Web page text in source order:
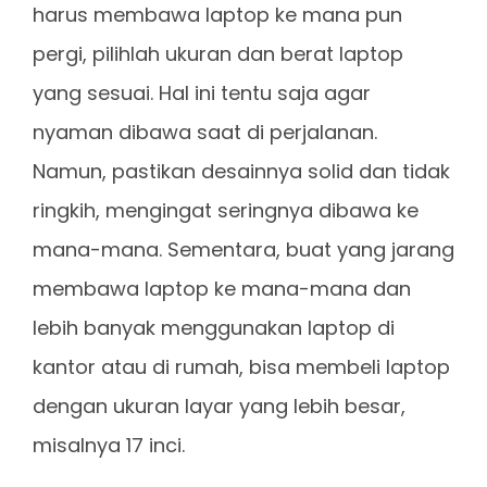
harus membawa laptop ke mana pun
pergi, pilihlah ukuran dan berat laptop
yang sesuai. Hal ini tentu saja agar
nyaman dibawa saat di perjalanan.
Namun, pastikan desainnya solid dan tidak
ringkih, mengingat seringnya dibawa ke
mana-mana. Sementara, buat yang jarang
membawa laptop ke mana-mana dan
lebih banyak menggunakan laptop di
kantor atau di rumah, bisa membeli laptop
dengan ukuran layar yang lebih besar,
misalnya 17 inci.